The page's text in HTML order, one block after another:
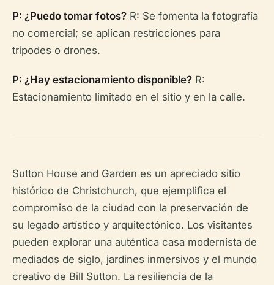
P: ¿Puedo tomar fotos? R: Se fomenta la fotografía
no comercial; se aplican restricciones para
trípodes o drones.
P: ¿Hay estacionamiento disponible? R:
Estacionamiento limitado en el sitio y en la calle.
Sutton House and Garden es un apreciado sitio
histórico de Christchurch, que ejemplifica el
compromiso de la ciudad con la preservación de
su legado artístico y arquitectónico. Los visitantes
pueden explorar una auténtica casa modernista de
mediados de siglo, jardines inmersivos y el mundo
creativo de Bill Sutton. La resiliencia de la